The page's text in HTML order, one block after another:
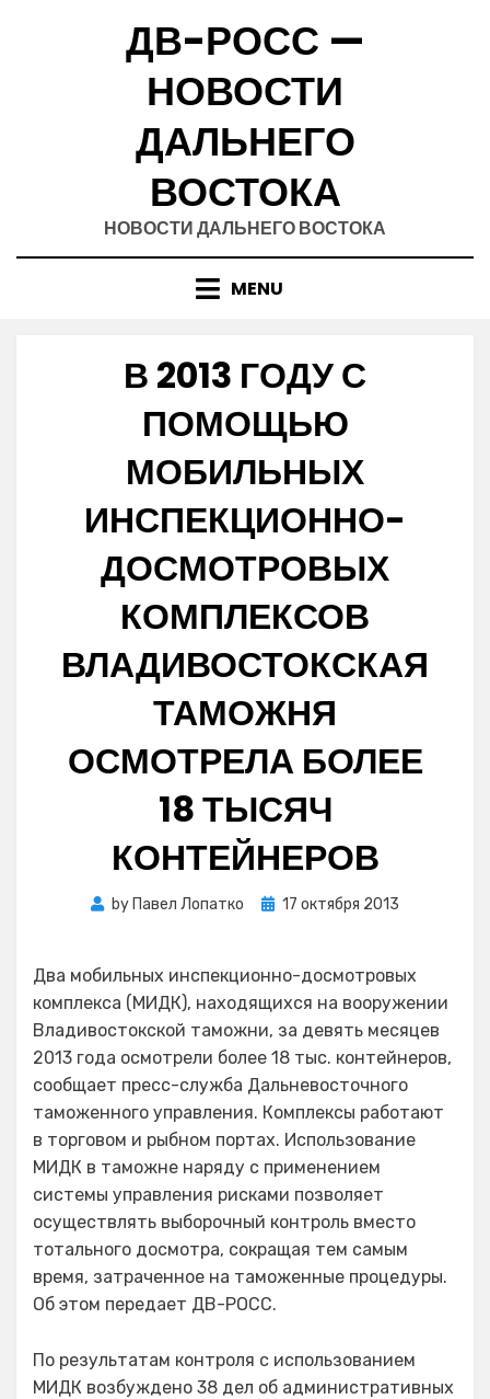
ДВ-РОСС —
НОВОСТИ
ДАЛЬНЕГО
ВОСТОКА
НОВОСТИ ДАЛЬНЕГО ВОСТОКА
MENU
В 2013 ГОДУ С
ПОМОЩЬЮ
МОБИЛЬНЫХ
ИНСПЕКЦИОННО-
ДОСМОТРОВЫХ
КОМПЛЕКСОВ
ВЛАДИВОСТОКСКАЯ
ТАМОЖНЯ
ОСМОТРЕЛА БОЛЕЕ
18 ТЫСЯЧ
КОНТЕЙНЕРОВ
by Павел Лопатко
Posted
17 октября 2013
Два мобильных инспекционно-досмотровых
комплекса (МИДК), находящихся на вооружении
Владивостокской таможни, за девять месяцев
2013 года осмотрели более 18 тыс. контейнеров,
сообщает пресс-служба Дальневосточного
таможенного управления. Комплексы работают
в торговом и рыбном портах. Использование
МИДК в таможне наряду с применением
системы управления рисками позволяет
осуществлять выборочный контроль вместо
тотального досмотра, сокращая тем самым
время, затраченное на таможенные процедуры.
Об этом передает ДВ-РОСС.
По результатам контроля с использованием
МИДК возбуждено 38 дел об административных